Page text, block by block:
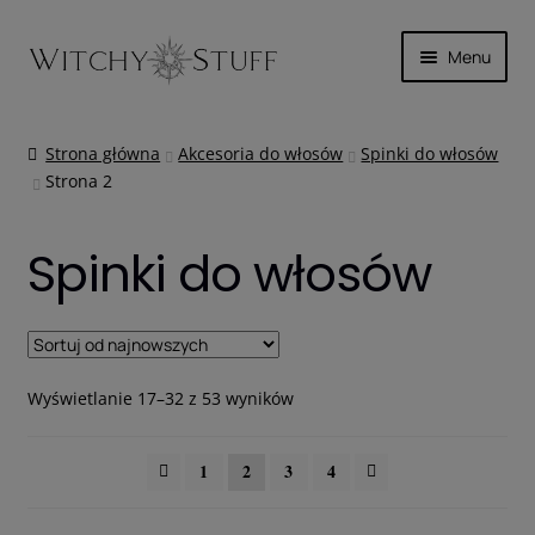
Przejdź
do
Przejdź
do
Menu
menu
TOREBKI I TORBY
PLECAKI
SPINKI DO WŁOSÓW
Strona główna Akcesoria do włosów
Spinki do włosów
Strona 2
Spinki do włosów
Wyświetlanie 17–32 z 53 wynikówPosortowane
1 2 3 4